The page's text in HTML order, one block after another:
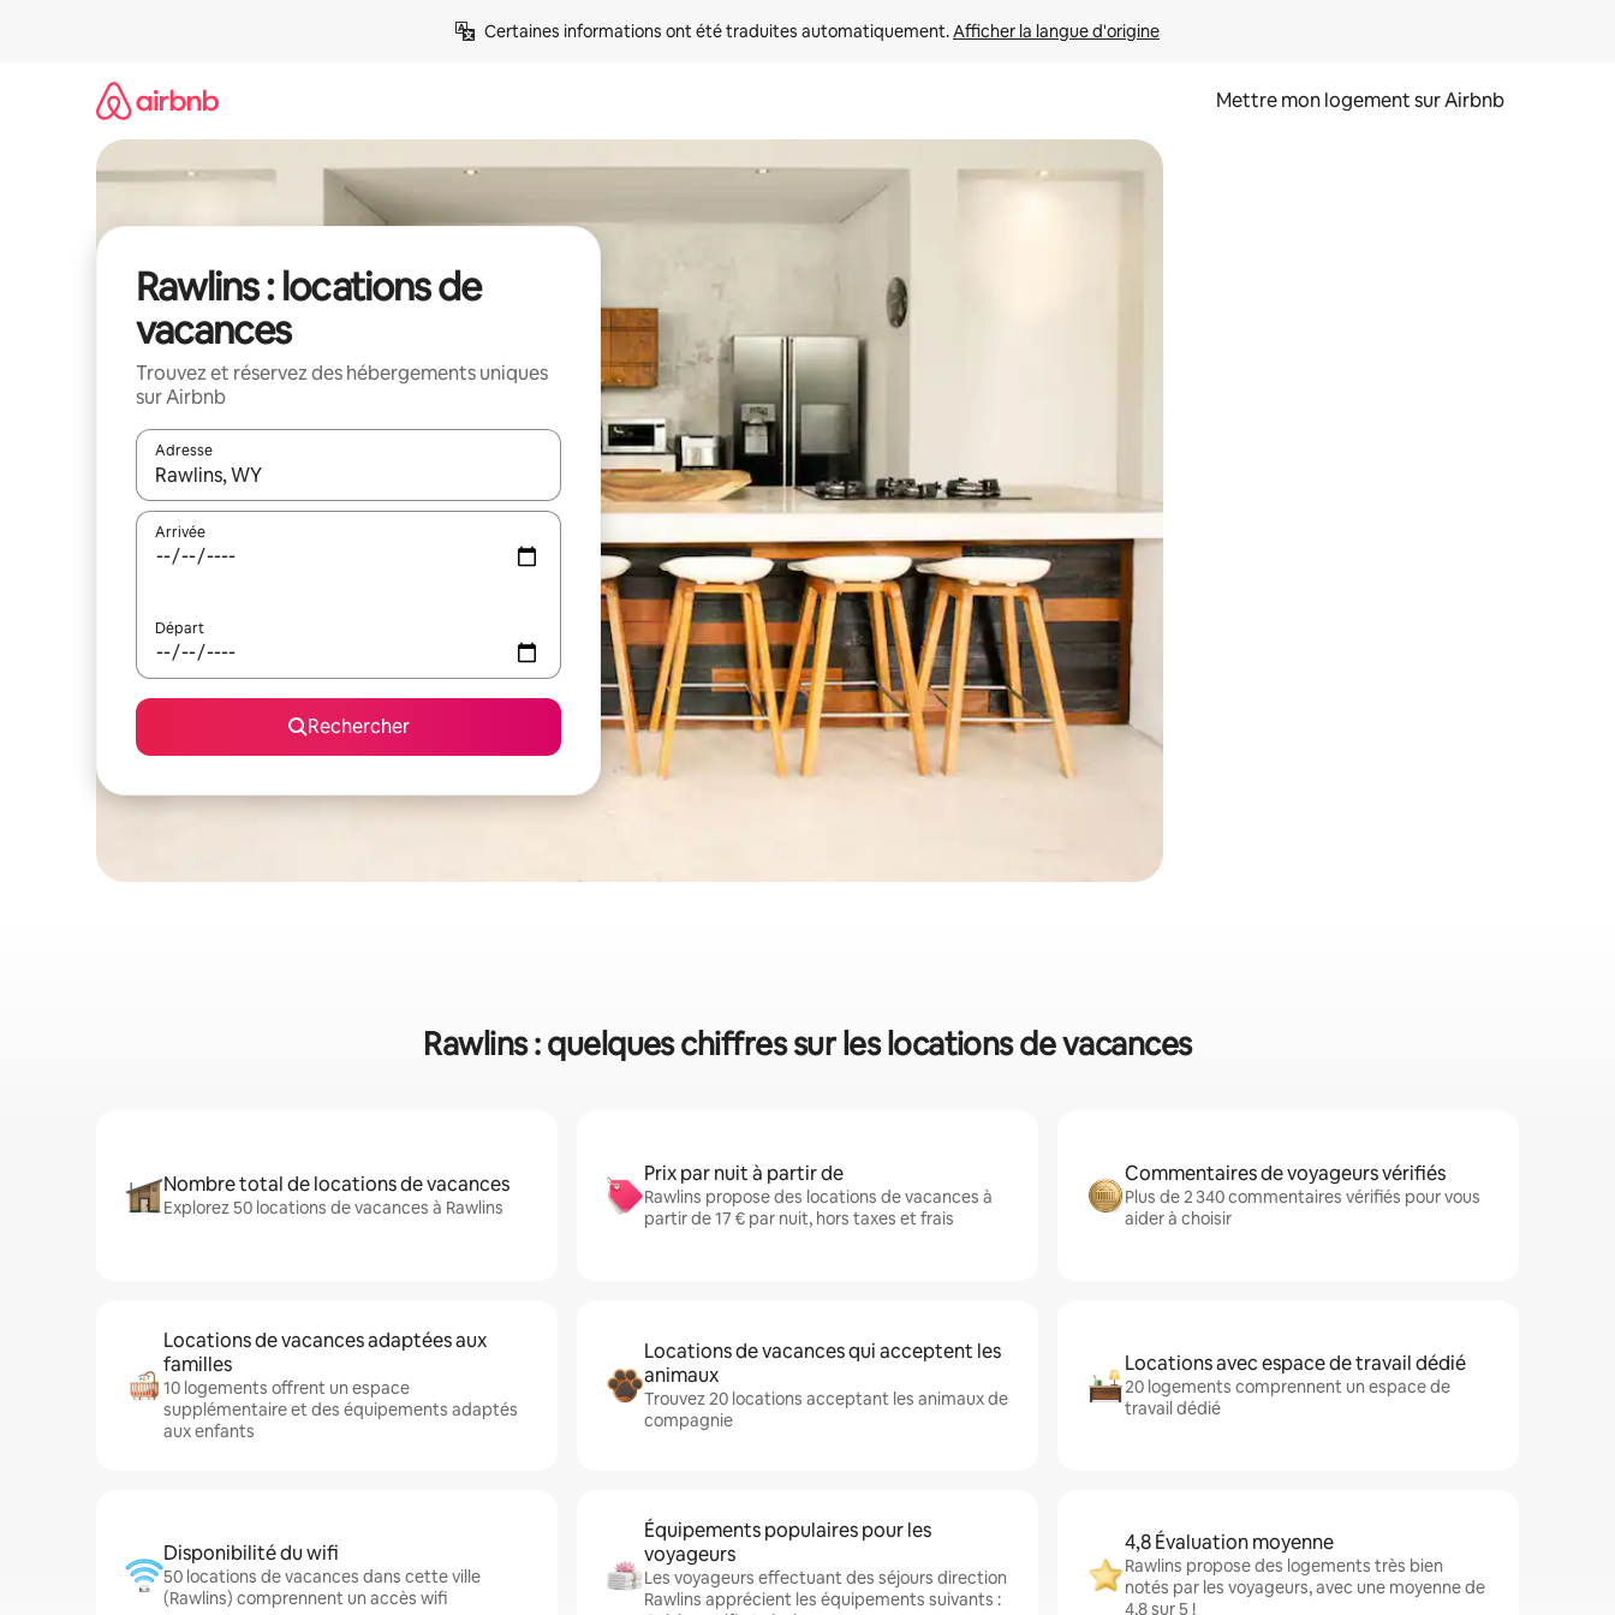
Certaines informations ont été traduites automatiquement. Afficher la langue d'origine
Mettre mon logement sur Airbnb
Rawlins : locations de
vacances
Trouvez et réservez des hébergements uniques
sur Airbnb
Adresse
Lorsque les résultats s'affichent, utilisez les flèches vers le haut et vers le bas pour les parcourir ou en appuyant et en faisant glisser.
Arrivée
Départ
Rechercher
Rawlins : quelques chiffres sur les locations de vacances
Nombre total de locations de vacances
Explorez 50 locations de vacances à Rawlins
Prix par nuit à partir de
Rawlins propose des locations de vacances à
partir de 17 € par nuit, hors taxes et frais
Commentaires de voyageurs vérifiés
Plus de 2 340 commentaires vérifiés pour vous
aider à choisir
Locations de vacances adaptées aux
familles
10 logements offrent un espace
supplémentaire et des équipements adaptés
aux enfants
Locations de vacances qui acceptent les
animaux
Trouvez 20 locations acceptant les animaux de
compagnie
Locations avec espace de travail dédié
20 logements comprennent un espace de
travail dédié
Disponibilité du wifi
50 locations de vacances dans cette ville
(Rawlins) comprennent un accès wifi
Équipements populaires pour les
voyageurs
Les voyageurs effectuant des séjours direction
Rawlins apprécient les équipements suivants :
4,8 Évaluation moyenne
Rawlins propose des logements très bien
notés par les voyageurs, avec une moyenne de
4,8 sur 5 !